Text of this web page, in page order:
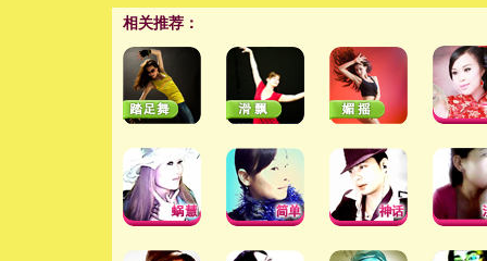
相关推荐：